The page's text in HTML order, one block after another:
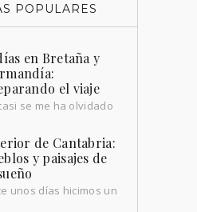
POPULARES
en Bretaña y
el viaje
se me ha olvidado
durante
falta de destinos,
de Cantabria:
y paisajes de
unos días hicimos un